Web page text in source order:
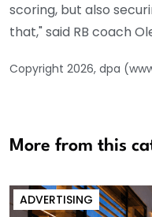
scoring, but also
that," said RB coach
Copyright 2026, dpa
More from this
ADVERTISING